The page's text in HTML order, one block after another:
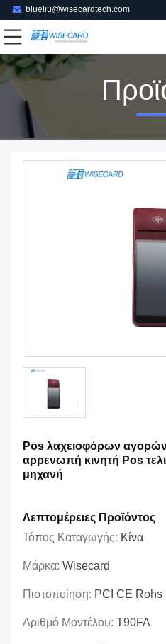
blueliu@wisecardtech.com
Pos λαχειοφόρων
αρρενωπή κινητή Pos
μηχανή
Λεπτομέρειες Προϊόντος
Τόπος Καταγωγής: Κίνα
Μάρκα: Wisecard
Πιστοποίηση: PCI CE Rohs
Αριθμό Μοντέλου: T90FA